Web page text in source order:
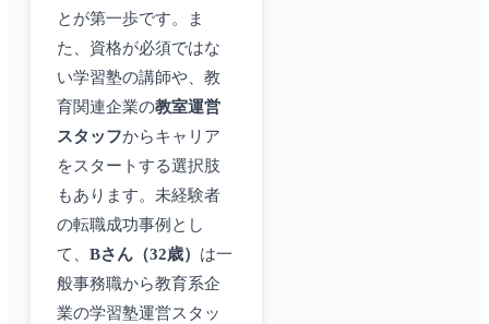
とが第一歩です。ま
た、資格が必須ではな
い学習塾の講師や、教
育関連企業の教室運営
スタッフからキャリア
をスタートする選択肢
もあります。未経験者
の転職成功事例とし
て、 Bさん（32歳） は一
般事務職から教育系企
業の学習塾運営スタッ